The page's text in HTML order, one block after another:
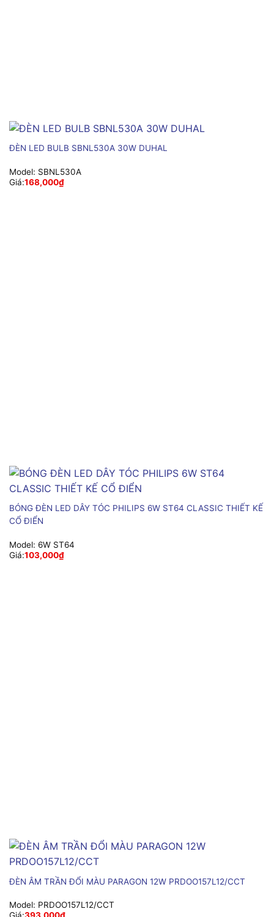
ĐÈN LED BULB SBNL530A 30W DUHAL
Model: SBNL530A
Giá:168,000₫
BÓNG ĐÈN LED DÂY TÓC PHILIPS 6W ST64 CLASSIC THIẾT KẾ
CỔ ĐIỂN
Model: 6W ST64
Giá:103,000₫
ĐÈN ÂM TRẦN ĐỔI MÀU PARAGON 12W PRDOO157L12/CCT
Model: PRDOO157L12/CCT